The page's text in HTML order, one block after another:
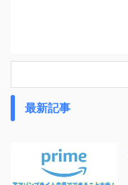
最新記事